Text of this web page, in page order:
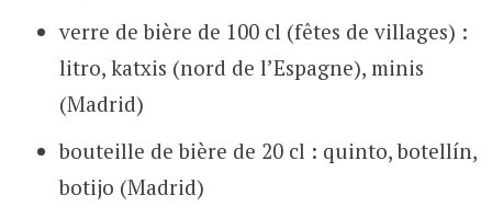
verre de bière de 100 cl (fêtes de villages) :
litro, katxis (nord de l’Espagne), minis
(Madrid)
bouteille de bière de 20 cl : quinto, botellín,
botijo (Madrid)